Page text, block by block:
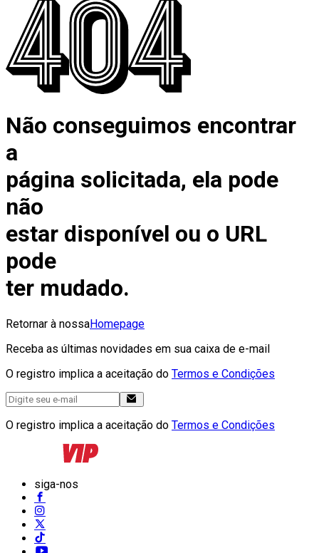
Não conseguimos encontrar
a
página solicitada, ela pode
não
estar disponível ou o URL
pode
ter mudado.
Retornar à nossaHomepage
Receba as últimas novidades em sua caixa de e-mail
O registro implica a aceitação do Termos e Condições
O registro implica a aceitação do Termos e Condições
siga-nos